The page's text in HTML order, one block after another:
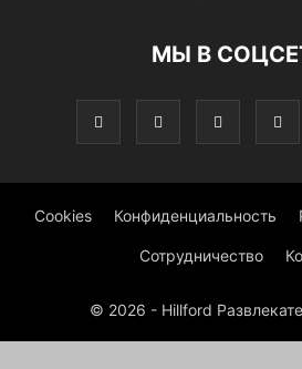
МЫ В
Cookies Конфиденциальность
Сотрудничество
© 2026 - Hillford